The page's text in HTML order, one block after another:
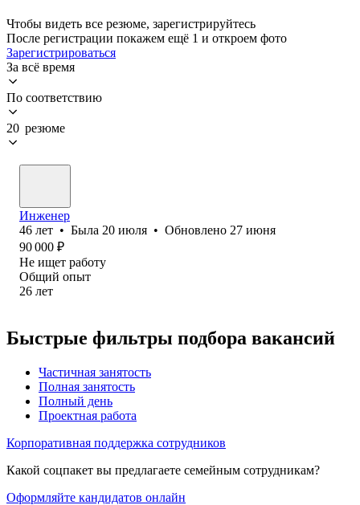
Чтобы видеть все резюме, зарегистрируйтесь
После регистрации покажем ещё 1 и откроем фото
Зарегистрироваться
За всё время
По соответствию
20 резюме
Инженер
46 лет • Была 20 июля • Обновлено 27 июня
90 000 ₽
Не ищет работу
Общий опыт
26 лет
Быстрые фильтры подбора вакансий
Частичная занятость
Полная занятость
Полный день
Проектная работа
Корпоративная поддержка сотрудников
Какой соцпакет вы предлагаете семейным сотрудникам?
Оформляйте кандидатов онлайн